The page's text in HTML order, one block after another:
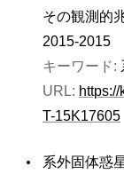
その観測的
2015-2015
キーワード:
URL:
T-15K17605
系外固体惑